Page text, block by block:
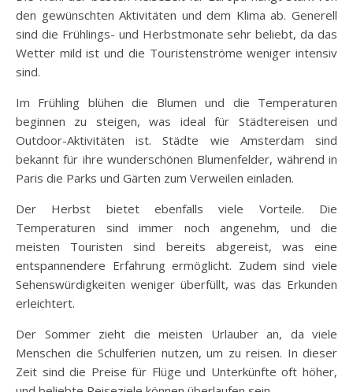
den gewünschten Aktivitäten und dem Klima ab. Generell
sind die Frühlings- und Herbstmonate sehr beliebt, da das
Wetter mild ist und die Touristenströme weniger intensiv
sind.
Im Frühling blühen die Blumen und die Temperaturen
beginnen zu steigen, was ideal für Städtereisen und
Outdoor-Aktivitäten ist. Städte wie Amsterdam sind
bekannt für ihre wunderschönen Blumenfelder, während in
Paris die Parks und Gärten zum Verweilen einladen.
Der Herbst bietet ebenfalls viele Vorteile. Die
Temperaturen sind immer noch angenehm, und die
meisten Touristen sind bereits abgereist, was eine
entspannendere Erfahrung ermöglicht. Zudem sind viele
Sehenswürdigkeiten weniger überfüllt, was das Erkunden
erleichtert.
Der Sommer zieht die meisten Urlauber an, da viele
Menschen die Schulferien nutzen, um zu reisen. In dieser
Zeit sind die Preise für Flüge und Unterkünfte oft höher,